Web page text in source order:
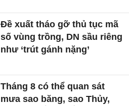
Đề xuất tháo gỡ thủ tục mã
số vùng trồng, DN sầu riêng
như ‘trút gánh nặng’
Tháng 8 có thể quan sát
mưa sao băng, sao Thủy,